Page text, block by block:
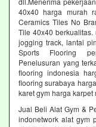
40x40 harga murah
Ceramics Tiles No
Tile 40x40
jogging track, lantai
Sports Flooring
Penelusuran yang
flooring indonesia
flooring surabaya
karet gym harga karpet
Jual Beli Alat Gym &
indonetwork alat gym